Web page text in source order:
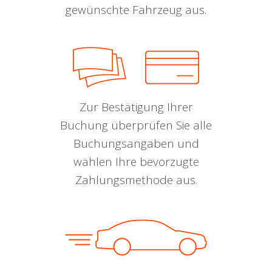
gewünschte Fahrzeug aus.
Zur Bestätigung Ihrer
Buchung überprüfen Sie alle
Buchungsangaben und
wählen Ihre bevorzugte
Zahlungsmethode aus.